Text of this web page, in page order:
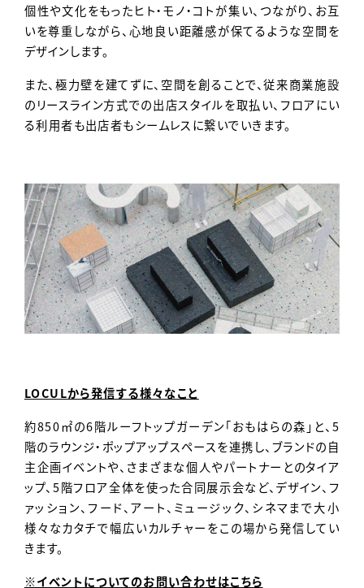
個性や文化をもったヒト・モノ・コトが集い、つながり、お互
いを尊重しながら、心地良い距離感が保てるような空間を
デザインします。
また、極力壁を建てずに、空間を創ることで、従来商業施設
のリースライン方式での出店スタイルを取払い、フロアにい
る利用者も出店者もシームレスに繋いでいきます。
LOCULから発信する様々なこと
約850㎡の6階ルーフトップガーデン「おもはらの森」と、5
階のラウンジ・ポップアップスペースを連携し、ブランドの自
主企画イベントや、さまざまな個人やパートナーとのタイア
ップ、5階フロア全体を使った合同展示会など、デザイン、フ
ァッション、フード、アート、ミュージック、シネマまで大小
様々なカタチで幅広いカルチャーをこの場から発信してい
きます。
※イベントについてのお問い合わせはこちら